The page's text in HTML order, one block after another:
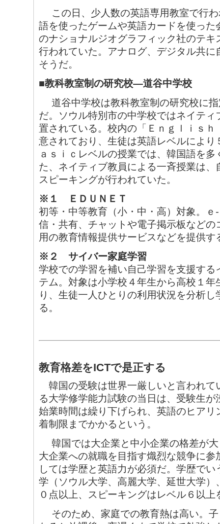
この日、少人数の英語専用教室で行わ
語を使ったゲームや英語カードを使っ
のナショナルジオグラフィック社のテ
行われていた。アナログ、デジタル共
そうだ。
■教科教室制の研究校―道谷中学校
道谷中学校は教科教室制の研究校に指
だ。ソウル特別市の中学校ではネイテ
置されている。校内の「Ｅｎｇｌｉｓ
意されており、生徒は英語レベルによ
ａｓｉｃレベルの授業では、韓国語を
た、ネイティブ教員による一斉授業は
スピーキングが行われていた。
※１ ＥＤＵＮＥＴ
初等・中等教育（小・中・高）対象。ｅ
信・共有、チャットや電子掲示板など
用の教育情報提供サービスなどを提供す
※２ サイバー家庭学習
学校での学習を補い自己学習を支援す
テム。対象は小学校４年生から高校１
り、生徒一人ひとりの利用状況を分析
る。
教育格差をICTで是正する
韓国の受験は世界一厳しいと言われて
る大学修学能力試験の当日は、受験生
始業時間は繰り下げられ、英語のヒア
着制限までかかるという。
韓国では大企業と中小企業の格差が大
大企業への就職を目指す熾烈な競争に
しては学歴と英語力が必須だ。学歴で
学（ソウル大学、高麗大学、延世大学
０点以上、スピーキングはレベル６以
そのため、家庭での教育熱は高い。子